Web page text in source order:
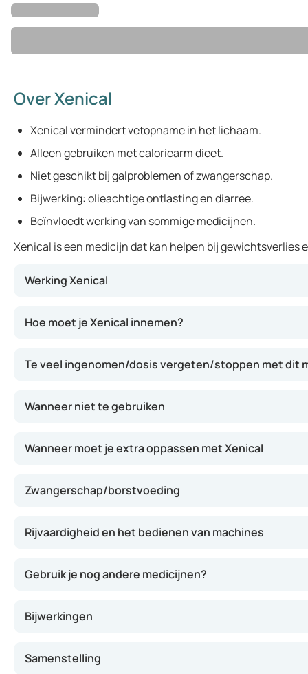
Over Xenical
Xenical vermindert vetopname in het lichaam.
Alleen gebruiken met caloriearm dieet.
Niet geschikt bij galproblemen of zwangerschap.
Bijwerking: olieachtige ontlasting en diarree.
Beïnvloedt werking van sommige medicijnen.
Xenical is een medicijn dat kan helpen bij gewichtsverlies
Werking Xenical
Hoe moet je Xenical innemen?
Te veel ingenomen/dosis vergeten/stoppen met dit
Wanneer niet te gebruiken
Wanneer moet je extra oppassen met Xenical
Zwangerschap/borstvoeding
Rijvaardigheid en het bedienen van machines
Gebruik je nog andere medicijnen?
Bijwerkingen
Samenstelling